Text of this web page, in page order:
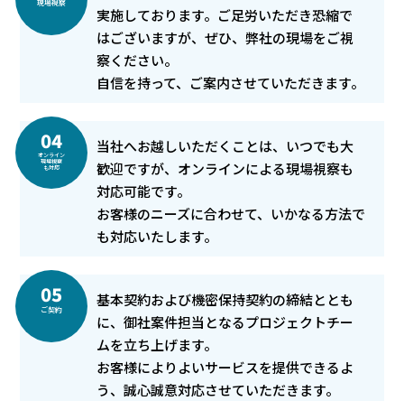
現場視察
実施しております。ご足労いただき恐縮で
はございますが、ぜひ、弊社の現場をご視
察ください。
自信を持って、ご案内させていただきます。
04
オンライン
現場視察
も対応
当社へお越しいただくことは、いつでも大
歓迎ですが、オンラインによる現場視察も
対応可能です。
お客様のニーズに合わせて、いかなる方法で
も対応いたします。
05
ご契約
基本契約および機密保持契約の締結ととも
に、御社案件担当となるプロジェクトチー
ムを立ち上げます。
お客様によりよいサービスを提供できるよ
う、誠心誠意対応させていただきます。